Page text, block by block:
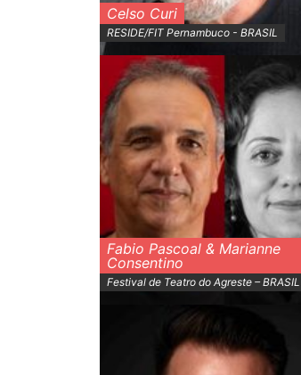
Celso Curi
RESIDE/FIT Pernambuco - BRASIL
Fabio Pascoal & Marianne
Consentino
Festival de Teatro do Agreste – BRASIL